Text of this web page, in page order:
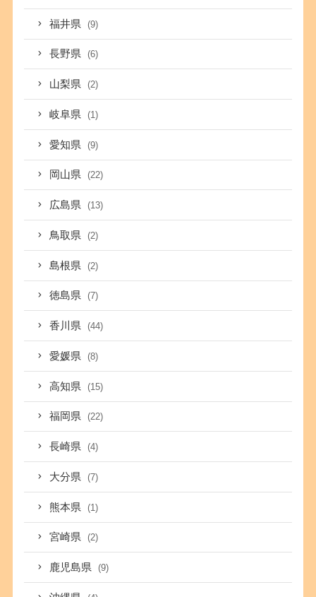
福井県 (9)
長野県 (6)
山梨県 (2)
岐阜県 (1)
愛知県 (9)
岡山県 (22)
広島県 (13)
鳥取県 (2)
島根県 (2)
徳島県 (7)
香川県 (44)
愛媛県 (8)
高知県 (15)
福岡県 (22)
長崎県 (4)
大分県 (7)
熊本県 (1)
宮崎県 (2)
鹿児島県 (9)